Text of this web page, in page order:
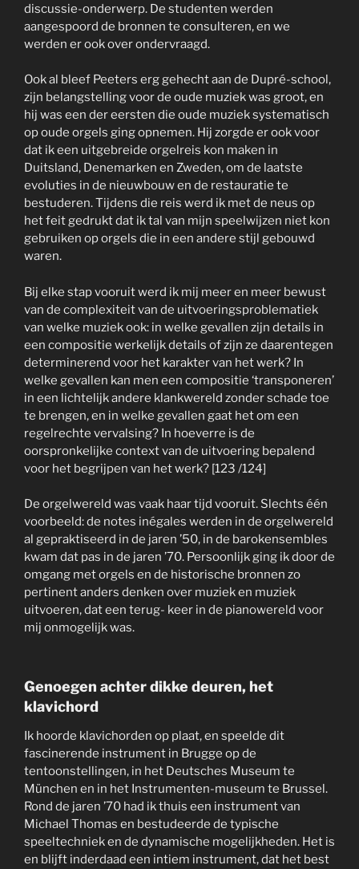
discussie-onderwerp. De studenten werden
aangespoord de bronnen te consulteren, en we
werden er ook over ondervraagd.
Ook al bleef Peeters erg gehecht aan de Dupré-school,
zijn belangstelling voor de oude muziek was groot, en
hij was een der eersten die oude muziek systematisch
op oude orgels ging opnemen. Hij zorgde er ook voor
dat ik een uitgebreide orgelreis kon maken in
Duitsland, Denemarken en Zweden, om de laatste
evoluties in de nieuwbouw en de restauratie te
bestuderen. Tijdens die reis werd ik met de neus op
het feit gedrukt dat ik tal van mijn speelwijzen niet kon
gebruiken op orgels die in een andere stijl gebouwd
waren.
Bij elke stap vooruit werd ik mij meer en meer bewust
van de complexiteit van de uitvoeringsproblematiek
van welke muziek ook: in welke gevallen zijn details in
een compositie werkelijk details of zijn ze daarentegen
determinerend voor het karakter van het werk? In
welke gevallen kan men een compositie ‘transponeren’
in een lichtelijk andere klankwereld zonder schade toe
te brengen, en in welke gevallen gaat het om een
regelrechte vervalsing? In hoeverre is de
oorspronkelijke context van de uitvoering bepalend
voor het begrijpen van het werk? [123 /124]
De orgelwereld was vaak haar tijd vooruit. Slechts één
voorbeeld: de notes inégales werden in de orgelwereld
al gepraktiseerd in de jaren ’50, in de barokensembles
kwam dat pas in de jaren ’70. Persoonlijk ging ik door de
omgang met orgels en de historische bronnen zo
pertinent anders denken over muziek en muziek
uitvoeren, dat een terug- keer in de pianowereld voor
mij onmogelijk was.
Genoegen achter dikke deuren, het
klavichord
Ik hoorde klavichorden op plaat, en speelde dit
fascinerende instrument in Brugge op de
tentoonstellingen, in het Deutsches Museum te
München en in het Instrumenten-museum te Brussel.
Rond de jaren ’70 had ik thuis een instrument van
Michael Thomas en bestudeerde de typische
speeltechniek en de dynamische mogelijkheden. Het is
en blijft inderdaad een intiem instrument, dat het best